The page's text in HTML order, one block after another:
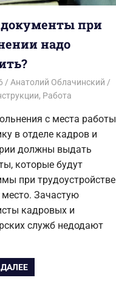
при
надо
Анатолий Облачинский
, Работа
с места работы
в отделе кадров и
должны выдать
которые будут
при трудоустройстве
место. Зачастую
кадровых и
служб недодают